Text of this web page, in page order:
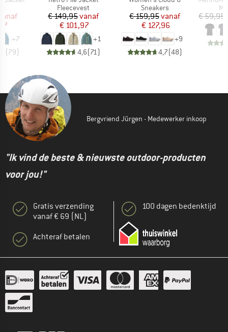
prijs
+7
(79)
Productgroep
Fleecevest
Prijs
€ 149,95Verlaagde prijs
vanaf
€ 101,97
+1
4,6(71)
Productgroep
Sneakers
Prijs
€ 159,95Verlaagde prijs
vanaf
€ 127,96
+9
4,7(48)
€ 59,95
Bergvriend Jürgen - Medewerker inkoop
"Ik vind de beste & nieuwste outdoor-producten
voor jou!"
Gratis verzending
vanaf € 69 (NL)
Achteraf betalen
100 dagen bedenktijd